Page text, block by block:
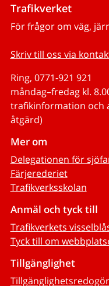
Trafikverket
För frågor om väg,
Skriv till oss via
Ring, 0771-921 921
måndag–fredag kl.
trafikinformation och
åtgärd)
Mer om
Delegationen för
Färjerederiet
Trafikverksskolan
Anmäl och tyck till
Trafikverkets
Tyck till om
Tillgänglighet